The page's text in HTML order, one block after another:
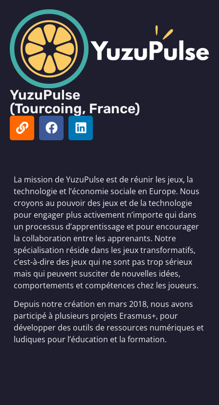
YuzuPulse
(Tourcoing, France)
La mission de YuzuPulse est de réunir les jeux, la
technologie et l’économie sociale en Europe. Nous
croyons au pouvoir des jeux et de la technologie
pour engager plus activement n’importe qui dans
un processus d’apprentissage et pour encourager
la collaboration entre les apprenants. Notre
spécialisation réside dans les jeux transformatifs,
c’est-à-dire des jeux qui ne sont pas trop sérieux
mais qui peuvent susciter de nouvelles idées,
comportements et compétences chez les joueurs.
Depuis notre création en mars 2018, nous avons
participé à plusieurs projets Erasmus+, pour
développer des outils de ressources numériques et
ludiques pour l’éducation et la formation.